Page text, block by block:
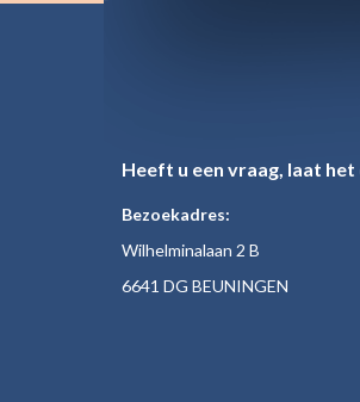
Heeft u een vraag, laat
Bezoekadres:
Wilhelminalaan 2 B
6641 DG BEUNINGEN